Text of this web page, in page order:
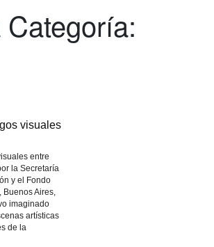
visuales
entre
la Secretaría
y el Fondo
Buenos Aires,
imaginado
artísticas
de la
visuales